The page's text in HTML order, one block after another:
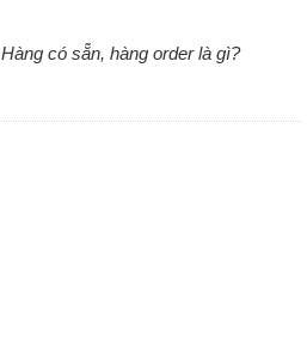
Hàng có sẵn, hàng order là gì?